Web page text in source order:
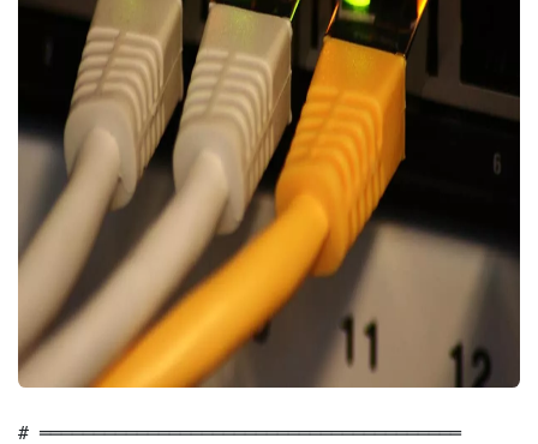
# ═══════════════════════════════════════